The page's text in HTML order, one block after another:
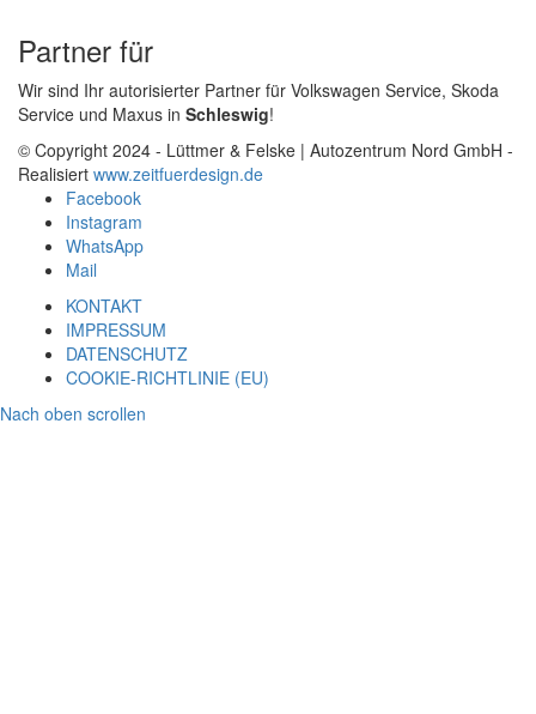
Partner für
Wir sind Ihr autorisierter Partner für Volkswagen Service, Skoda
Service und Maxus in Schleswig!
© Copyright 2024 - Lüttmer & Felske | Autozentrum Nord GmbH -
Realisiert www.zeitfuerdesign.de
Facebook
Instagram
WhatsApp
Mail
KONTAKT
IMPRESSUM
DATENSCHUTZ
COOKIE-RICHTLINIE (EU)
Nach oben scrollen